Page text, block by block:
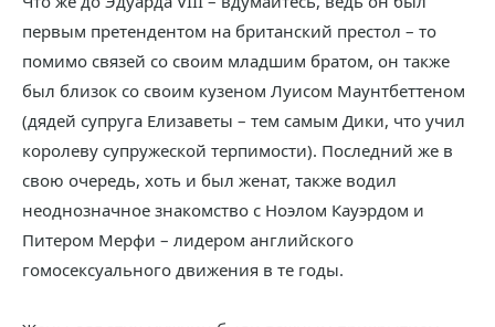
первым претендентом на британский престол – то
помимо связей со своим младшим братом, он также
был близок со своим кузеном Луисом Маунтбеттеном
(дядей супруга Елизаветы – тем самым Дики, что учил
королеву супружеской терпимости). Последний же в
свою очередь, хоть и был женат, также водил
неоднозначное знакомство с Ноэлом Кауэрдом и
Питером Мерфи – лидером английского
гомосексуального движения в те годы.